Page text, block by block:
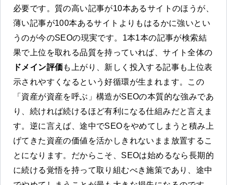
必要です。質の高い記事が10本あるサイトのほうが、
薄い記事が100本あるサイトよりもはるかに強いとい
うのが今のSEOの現実です。1本1本の記事が検索結
果で上位を取れる品質を持っていれば、サイト全体の
ドメイン評価も上がり、新しく投入する記事も上位表
示されやすくなるという好循環が生まれます。この
「資産が資産を呼ぶ」構造がSEOの本質的な強みであ
り、続ければ続けるほど有利になる仕組みだと言えま
す。逆に言えば、途中でSEOをやめてしまうと積み上
げてきた資産の価値を活かしきれないまま放置するこ
とになります。だからこそ、SEOは始めるなら長期的
に続ける覚悟を持って取り組むべき施策であり、途中